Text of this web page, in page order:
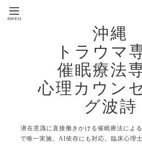
沖縄
トラウマ
催眠療法
心理カウン
グ波詩
潜在意識に直接働きかける催眠療法によ
で唯一実施。AI依存にも対応。臨床心理